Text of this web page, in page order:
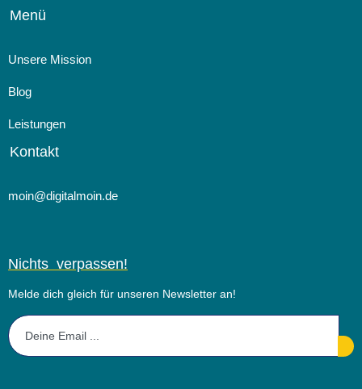
Menü
Unsere Mission
Blog
Leistungen
Kontakt
moin@digitalmoin.de
Nichts verpassen!
Melde dich gleich für unseren Newsletter an!